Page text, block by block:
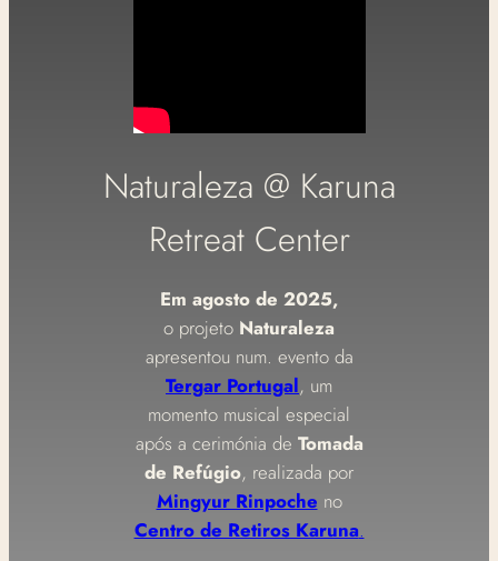
Naturaleza @ Karuna
Retreat Center
Em agosto de 2025,
o projeto Naturaleza
apresentou num. evento da
Tergar Portugal, um
momento musical especial
após a cerimónia de Tomada
de Refúgio, realizada por
Mingyur Rinpoche no
Centro de Retiros Karuna.